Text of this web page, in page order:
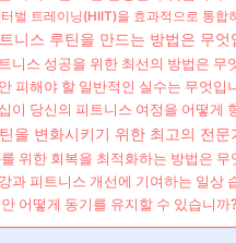
벌 트레이닝(HIIT)을 효과적으로 통합
니스 루틴을 만드는 방법은 무엇
니스 성공을 위한 최선의 방법은 무
피해야 할 일반적인 실수는 무엇입
이 당신의 피트니스 여정을 어떻게
을 변화시키기 위한 최고의 전
위한 회복을 최적화하는 방법은 무
과 피트니스 개선에 기여하는 일상
어떻게 동기를 유지할 수 있습니까